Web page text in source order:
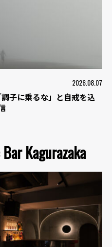
2026.08.07
子に乗るな」と自戒を込
Kagurazaka